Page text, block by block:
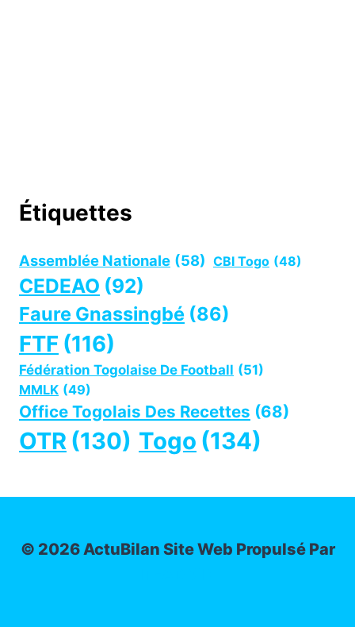
Étiquettes
Assemblée Nationale (58) CBI Togo (48)
CEDEAO (92)
Faure Gnassingbé (86)
FTF (116)
Fédération Togolaise De Football (51)
MMLK (49)
Office Togolais Des Recettes (68)
OTR (130) Togo (134)
© 2026 ActuBilan Site Web Propulsé Par